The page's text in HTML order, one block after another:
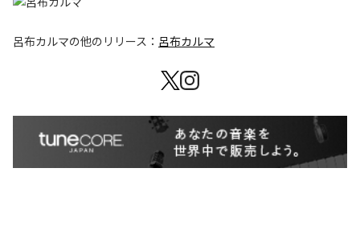
呂布カルマの他のリリース： 呂布カルマ